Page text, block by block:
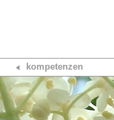
kompetenzen